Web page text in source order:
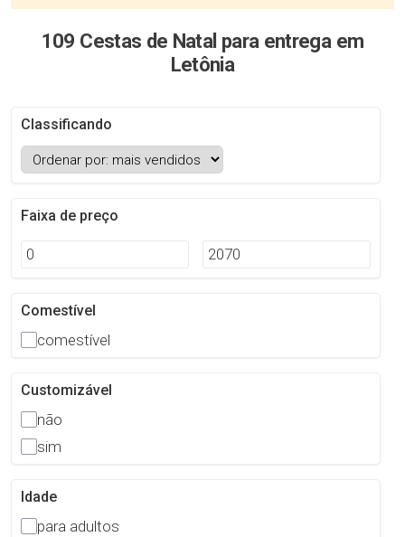
109 Cestas de Natal para entrega em
Letônia
Classificando
Faixa de preço
Comestível
comestível
Customizável
não
sim
Idade
para adultos